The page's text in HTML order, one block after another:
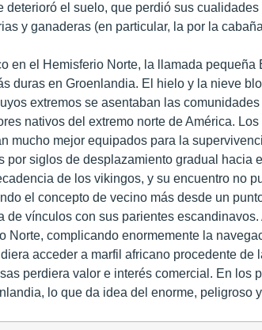
el suelo, que perdió sus
y ganaderas (en particular, la por la
en el Hemisferio Norte, la llamada
duras en Groenlandia. El hielo y la nieve
extremos se asentaban las
nativos del extremo norte de América.
mucho mejor equipados para la
siglos de desplazamiento gradual hacia
de los vikingos, y su encuentro no
el concepto de vecino más desde un
vínculos con sus parientes
complicando enormemente la
acceder a marfil africano procedente de
perdiera valor e interés comercial. En los
lo que da idea del enorme, peligroso